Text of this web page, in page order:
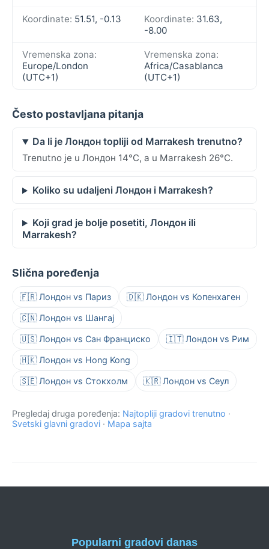
Koordinate: 51.51, -0.13 Koordinate: 31.63,
-8.00
Vremenska zona:
Europe/London
(UTC+1)
Vremenska zona:
Africa/Casablanca
(UTC+1)
Često postavljana pitanja
Da li je Лондон topliji od Marrakesh trenutno?
Trenutno je u Лондон 14°C, a u Marrakesh 26°C.
Koliko su udaljeni Лондон i Marrakesh?
Koji grad je bolje posetiti, Лондон ili
Marrakesh?
Slična poređenja
🇫🇷 Лондон vs Париз 🇩🇰 Лондон vs Копенхаген
🇨🇳 Лондон vs Шангај
🇺🇸 Лондон vs Сан Франциско 🇮🇹 Лондон vs Рим
🇭🇰 Лондон vs Hong Kong
🇸🇪 Лондон vs Стокхолм 🇰🇷 Лондон vs Сеул
Pregledaj druga poređenja: Najtopliji gradovi trenutno ·
Svetski glavni gradovi · Mapa sajta
Popularni gradovi danas